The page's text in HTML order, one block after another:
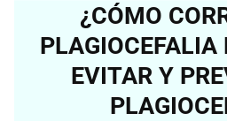
¿CÓMO
PLAGIOCEFALIA
EVITAR Y